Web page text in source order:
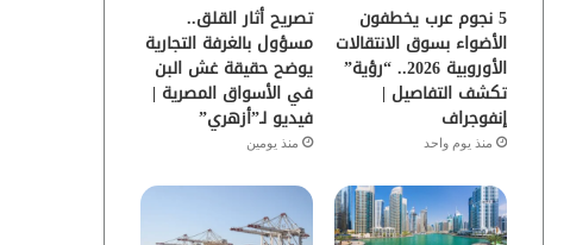
ا
م
5 نجوم عرب يخطفون
الأضواء بسوق الانتقالات
الأوروبية 2026.. “رؤية”
تكشف التفاصيل |
إنفوجراف
منذ يوم واحد
تصريح أثار القلق..
مسؤول بالغرفة التجارية
يوضح حقيقة غش البن
في الأسواق المصرية |
فيديو لـ”أزهري”
منذ يومين